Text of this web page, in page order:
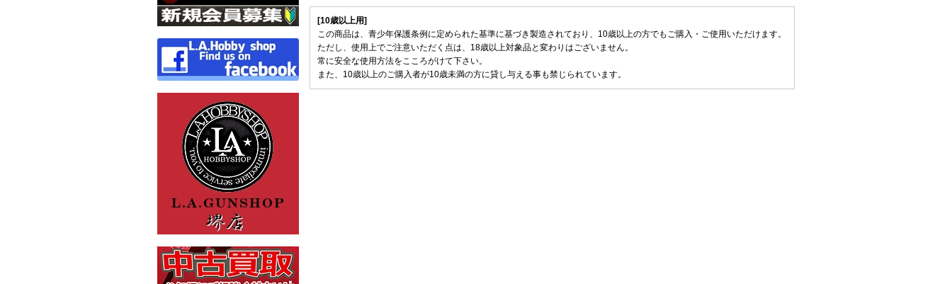
[10歳以上用]
この商品は、青少年保護条例に定められた基準に基づき製造されており、10歳以上の方でもご購入・ご使用いただけます。
ただし、使用上でご注意いただく点は、18歳以上対象品と変わりはございません。
常に安全な使用方法をこころがけて下さい。
また、10歳以上のご購入者が10歳未満の方に貸し与える事も禁じられています。